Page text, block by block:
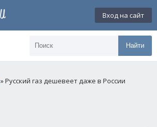
Вход на сайт
Найти
» Русский газ дешевеет даже в России